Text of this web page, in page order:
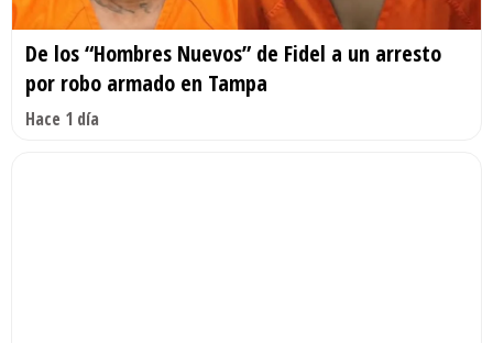
De los “Hombres Nuevos” de Fidel a un arresto
por robo armado en Tampa
Hace 1 día